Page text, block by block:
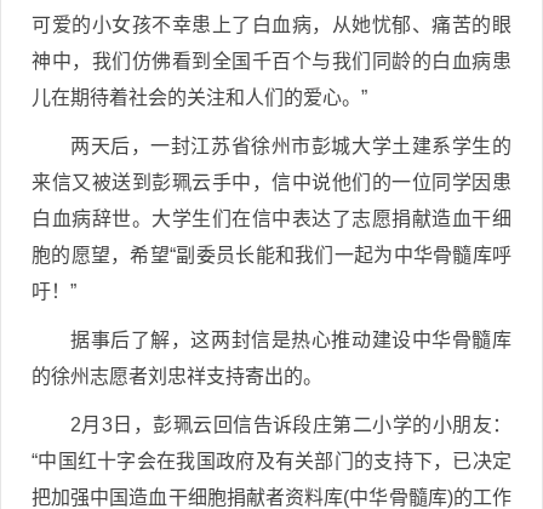
可爱的小女孩不幸患上了白血病，从她忧郁、痛苦的眼
神中，我们仿佛看到全国千百个与我们同龄的白血病患
儿在期待着社会的关注和人们的爱心。”
两天后，一封江苏省徐州市彭城大学土建系学生的
来信又被送到彭珮云手中，信中说他们的一位同学因患
白血病辞世。大学生们在信中表达了志愿捐献造血干细
胞的愿望，希望“副委员长能和我们一起为中华骨髓库呼
吁！”
据事后了解，这两封信是热心推动建设中华骨髓库
的徐州志愿者刘忠祥支持寄出的。
2月3日，彭珮云回信告诉段庄第二小学的小朋友：
“中国红十字会在我国政府及有关部门的支持下，已决定
把加强中国造血干细胞捐献者资料库(中华骨髓库)的工作